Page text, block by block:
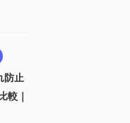
防止
較｜